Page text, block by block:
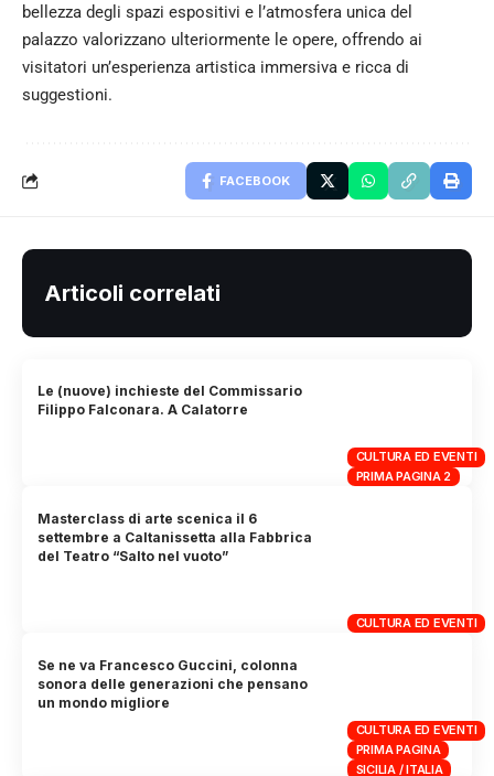
bellezza degli spazi espositivi e l’atmosfera unica del
palazzo valorizzano ulteriormente le opere, offrendo ai
visitatori un’esperienza artistica immersiva e ricca di
suggestioni.
FACEBOOK
Articoli correlati
CULTURA ED EVENTI
PRIMA PAGINA 2
Le (nuove) inchieste del Commissario
Filippo Falconara. A Calatorre
CULTURA ED EVENTI
Masterclass di arte scenica il 6
settembre a Caltanissetta alla Fabbrica
del Teatro “Salto nel vuoto”
CULTURA ED EVENTI
PRIMA PAGINA
SICILIA / ITALIA
Se ne va Francesco Guccini, colonna
sonora delle generazioni che pensano
un mondo migliore